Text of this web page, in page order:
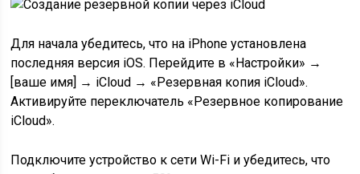
Для начала убедитесь, что на iPhone установлена
последняя версия iOS. Перейдите в «Настройки» →
[ваше имя] → iCloud → «Резервная копия iCloud».
Активируйте переключатель «Резервное копирование
iCloud».
Подключите устройство к сети Wi-Fi и убедитесь, что